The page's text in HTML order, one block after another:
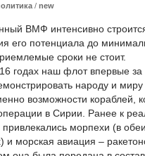
/ new
ВМФ интенсивно
его потенциала до
сроки не стоит.
годах наш флот впервые за
народу и миру
возможности кораблей,
в Сирии. Ранее к
морпехи (в
и морская авиация –